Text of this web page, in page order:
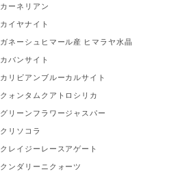
カーネリアン
カイヤナイト
ガネーシュヒマール産 ヒマラヤ水晶
カバンサイト
カリビアンブルーカルサイト
クォンタムクアトロシリカ
グリーンフラワージャスパー
クリソコラ
クレイジーレースアゲート
クンダリーニクォーツ